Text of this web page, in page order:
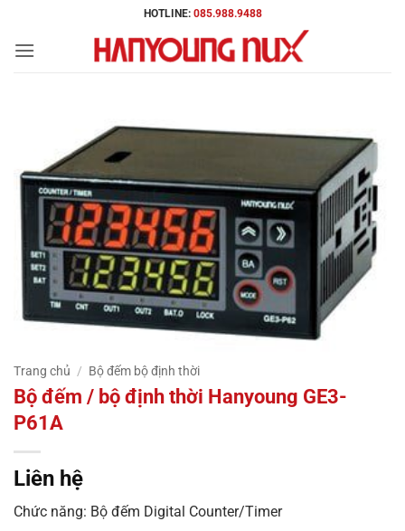
nội
HOTLINE: 085.988.9488
Trang chủ / Bộ đếm bộ định thời
Bộ đếm / bộ định thời Hanyoung GE3-
P61A
Liên hệ
Chức năng: Bộ đếm Digital Counter/Timer